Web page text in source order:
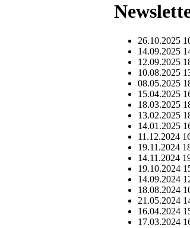
26.10.2025
14.09.2025
12.09.2025
10.08.2025
08.05.2025
15.04.2025
18.03.2025
13.02.2025
14.01.2025
11.12.2024
19.11.2024
14.11.2024
19.10.2024
14.09.2024
18.08.2024
21.05.2024
16.04.2024
17.03.2024